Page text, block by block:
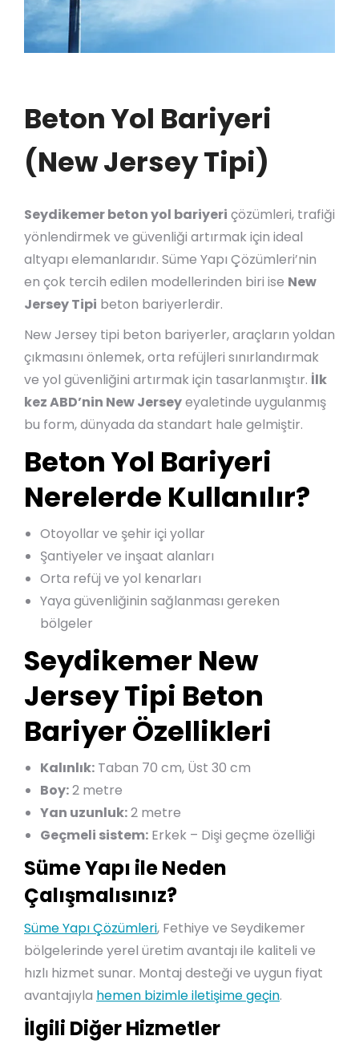
Beton Yol Bariyeri
(New Jersey Tipi)
Seydikemer beton yol bariyeri çözümleri, trafiği
yönlendirmek ve güvenliği artırmak için ideal
altyapı elemanlarıdır. Süme Yapı Çözümleri’nin
en çok tercih edilen modellerinden biri ise New
Jersey Tipi beton bariyerlerdir.
New Jersey tipi beton bariyerler, araçların yoldan
çıkmasını önlemek, orta refüjleri sınırlandırmak
ve yol güvenliğini artırmak için tasarlanmıştır. İlk
kez ABD’nin New Jerseyeyaletinde uygulanmış
bu form, dünyada da standart hale gelmiştir.
Beton Yol Bariyeri
Nerelerde Kullanılır?
Otoyollar ve şehir içi yollar
Şantiyeler ve inşaat alanları
Orta refüj ve yol kenarları
Yaya güvenliğinin sağlanması gereken
bölgeler
Seydikemer New
Jersey Tipi Beton
Bariyer Özellikleri
Kalınlık: Taban 70 cm, Üst 30 cm
Boy:2 metre
Yan uzunluk:2 metre
Geçmeli sistem: Erkek – Dişi geçme özelliği
Süme Yapı ile Neden
Çalışmalısınız?
Süme Yapı Çözümleri, Fethiye ve Seydikemer
bölgelerinde yerel üretim avantajı ile kaliteli ve
hızlı hizmet sunar. Montaj desteği ve uygun fiyat
avantajıyla hemen bizimle iletişime geçin.
İlgili Diğer Hizmetler